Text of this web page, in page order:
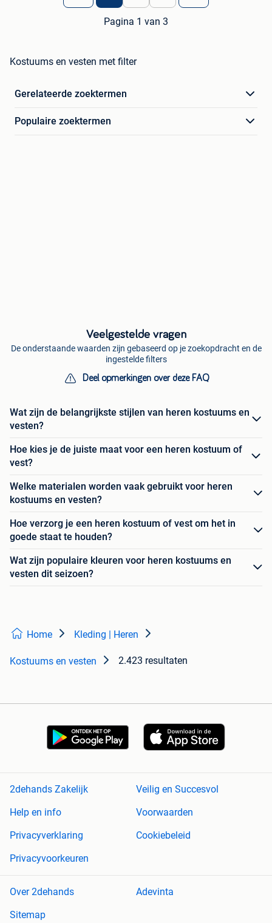
Pagina 1 van 3
Kostuums en vesten met filter
Gerelateerde zoektermen
Populaire zoektermen
Veelgestelde vragen
De onderstaande waarden zijn gebaseerd op je zoekopdracht en de
ingestelde filters
Deel opmerkingen over deze FAQ
Wat zijn de belangrijkste stijlen van heren kostuums en
vesten?
Hoe kies je de juiste maat voor een heren kostuum of
vest?
Welke materialen worden vaak gebruikt voor heren
kostuums en vesten?
Hoe verzorg je een heren kostuum of vest om het in
goede staat te houden?
Wat zijn populaire kleuren voor heren kostuums en
vesten dit seizoen?
Home Kleding | Heren
Kostuums en vesten 2.423 resultaten
2dehands Zakelijk
Veilig en Succesvol
Help en info
Voorwaarden
Privacyverklaring
Cookiebeleid
Privacyvoorkeuren
Over 2dehands
Adevinta
Sitemap